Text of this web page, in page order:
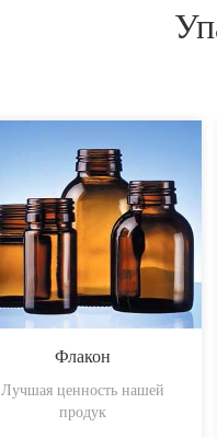
Флакон
Лучшая ценность нашей
продук